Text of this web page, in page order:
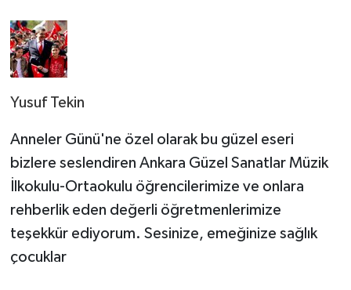
Yusuf Tekin
Anneler Günü'ne özel olarak bu güzel eseri
bizlere seslendiren Ankara Güzel Sanatlar Müzik
İlkokulu-Ortaokulu öğrencilerimize ve onlara
rehberlik eden değerli öğretmenlerimize
teşekkür ediyorum. Sesinize, emeğinize sağlık
çocuklar